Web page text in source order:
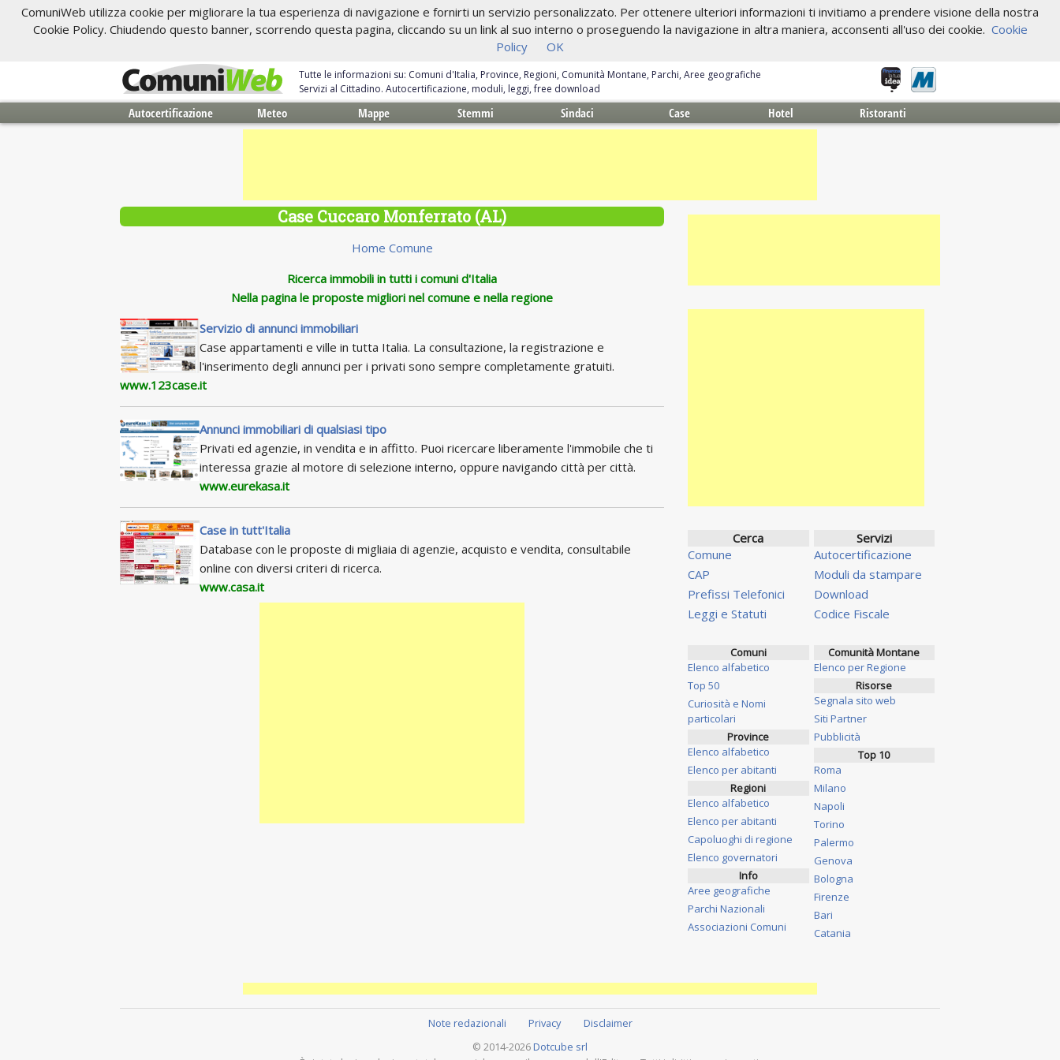
ComuniWeb utilizza cookie per migliorare la tua esperienza di navigazione e fornirti un servizio personalizzato. Per ottenere ulteriori informazioni ti invitiamo a prendere visione della nostra
Cookie Policy. Chiudendo questo banner, scorrendo questa pagina, cliccando su un link al suo interno o proseguendo la navigazione in altra maniera, acconsenti all'uso dei cookie. Cookie
Policy
OK
Tutte le informazioni su: Comuni d'Italia, Province, Regioni, Comunità Montane, Parchi, Aree geografiche
Servizi al Cittadino. Autocertificazione, moduli, leggi, free download
Autocertificazione Meteo Mappe Stemmi Sindaci Case Hotel Ristoranti
Case Cuccaro Monferrato (AL)
Home Comune
Ricerca immobili in tutti i comuni d'Italia
Nella pagina le proposte migliori nel comune e nella regione
Servizio di annunci immobiliari
Case appartamenti e ville in tutta Italia. La consultazione, la registrazione e
l'inserimento degli annunci per i privati sono sempre completamente gratuiti.
www.123case.it
Annunci immobiliari di qualsiasi tipo
Privati ed agenzie, in vendita e in affitto. Puoi ricercare liberamente l'immobile che ti
interessa grazie al motore di selezione interno, oppure navigando città per città.
www.eurekasa.it
Case in tutt'Italia
Database con le proposte di migliaia di agenzie, acquisto e vendita, consultabile
online con diversi criteri di ricerca.
www.casa.it
Cerca
Comune
CAP
Prefissi Telefonici
Leggi e Statuti
Servizi
Autocertificazione
Moduli da stampare
Download
Codice Fiscale
Comuni
Elenco alfabetico
Top 50
Curiosità e Nomi
particolari
Province
Elenco alfabetico
Elenco per abitanti
Regioni
Elenco alfabetico
Elenco per abitanti
Capoluoghi di regione
Elenco governatori
Info
Aree geografiche
Parchi Nazionali
Associazioni Comuni
Comunità Montane
Elenco per Regione
Risorse
Segnala sito web
Siti Partner
Pubblicità
Top 10
Roma
Milano
Napoli
Torino
Palermo
Genova
Bologna
Firenze
Bari
Catania
Note redazionali Privacy
Disclaimer
© 2014-2026 Dotcube srl